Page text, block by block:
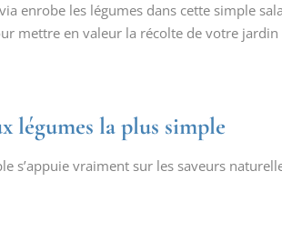
enrobe les légumes dans cette simple
mettre en valeur la récolte de votre jardin
légumes la plus simple
s’appuie vraiment sur les saveurs